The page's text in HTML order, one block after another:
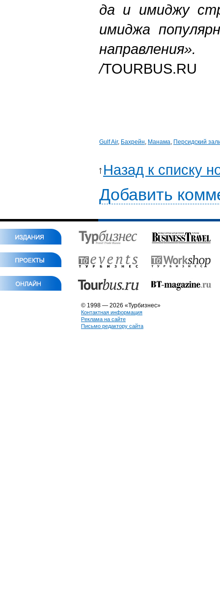
да и имиджу
имиджа
направления».
/TOURBUS.RU
Gulf Air, Бахрейн, Манама, Персидский
Назад к списку
Добавить
© 1998 — 2026 «Турбизнес»
Контактная информация
Реклама на сайте
Письмо редактору сайта